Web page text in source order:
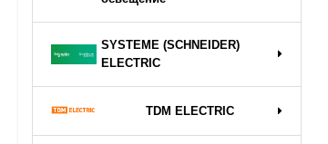
SYSTEME (SCHNEIDER)
ELECTRIC
TDM ELECTRIC